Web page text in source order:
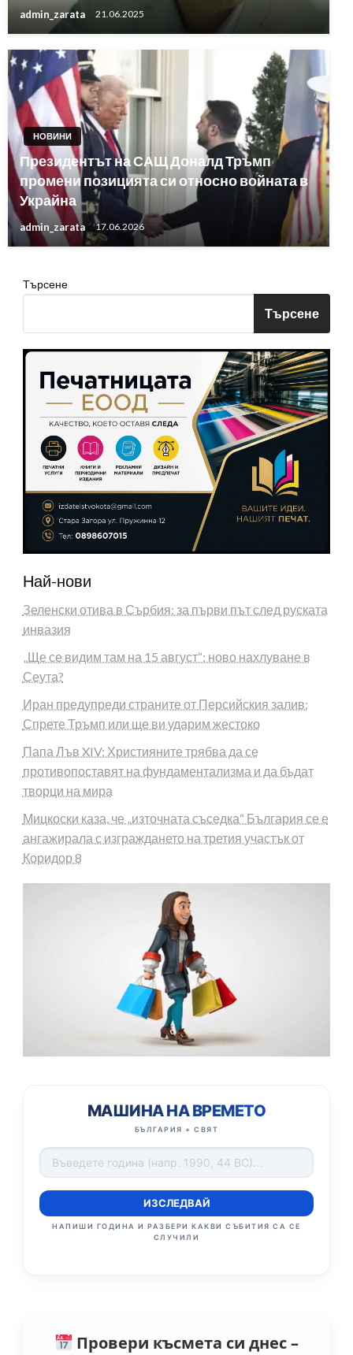
admin_zarata 21.06.2025
НОВИНИ
Президентът на САЩ Доналд Тръмп
промени позицията си относно войната в
Украйна
admin_zarata 17.06.2026
Търсене
Търсене
Най-нови
Зеленски отива в Сърбия: за първи път след руската
инвазия
„Ще се видим там на 15 август“: ново нахлуване в
Сеута?
Иран предупреди страните от Персийския залив:
Спрете Тръмп или ще ви ударим жестоко
Папа Лъв XIV: Християните трябва да се
противопоставят на фундаментализма и да бъдат
творци на мира
Мицкоски каза, че „източната съседка“ България се е
ангажирала с изграждането на третия участък от
Коридор 8
МАШИНА НА ВРЕМЕТО
БЪЛГАРИЯ + СВЯТ
ИЗСЛЕДВАЙ
НАПИШИ ГОДИНА И РАЗБЕРИ КАКВИ СЪБИТИЯ СА СЕ
СЛУЧИЛИ
Провери късмета си днес –